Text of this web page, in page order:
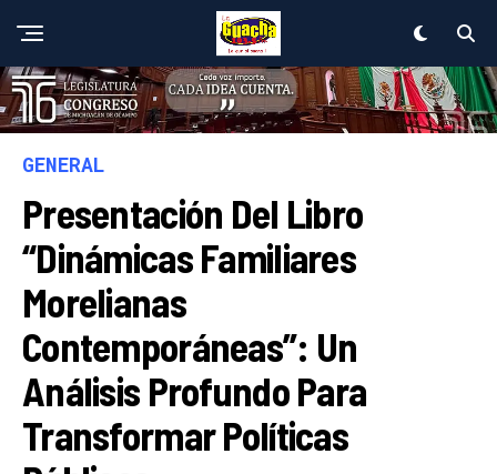
GENERAL
Presentación Del Libro
“Dinámicas Familiares
Morelianas
Contemporáneas”: Un
Análisis Profundo Para
Transformar Políticas